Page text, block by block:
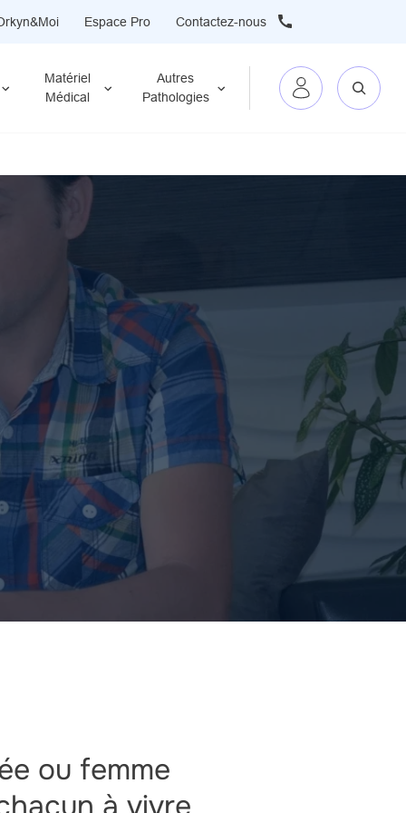
Espace Pro Contactez-nous
Matériel
Médical
Autres
Pathologies
ou femme